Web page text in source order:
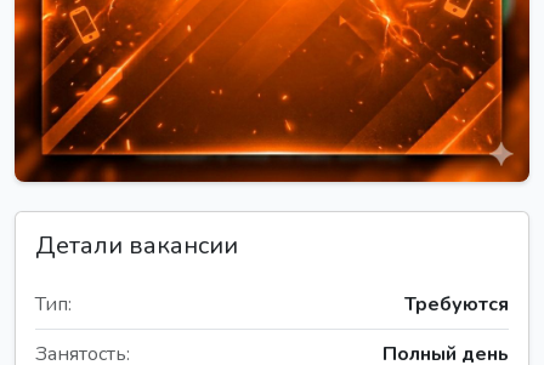
Детали вакансии
Тип:
Требуются
Занятость:
Полный день